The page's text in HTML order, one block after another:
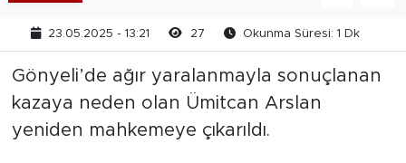
23.05.2025 - 13:21 27 Okunma Süresi: 1 Dk
Gönyeli’de ağır yaralanmayla sonuçlanan
kazaya neden olan Ümitcan Arslan
yeniden mahkemeye çıkarıldı.